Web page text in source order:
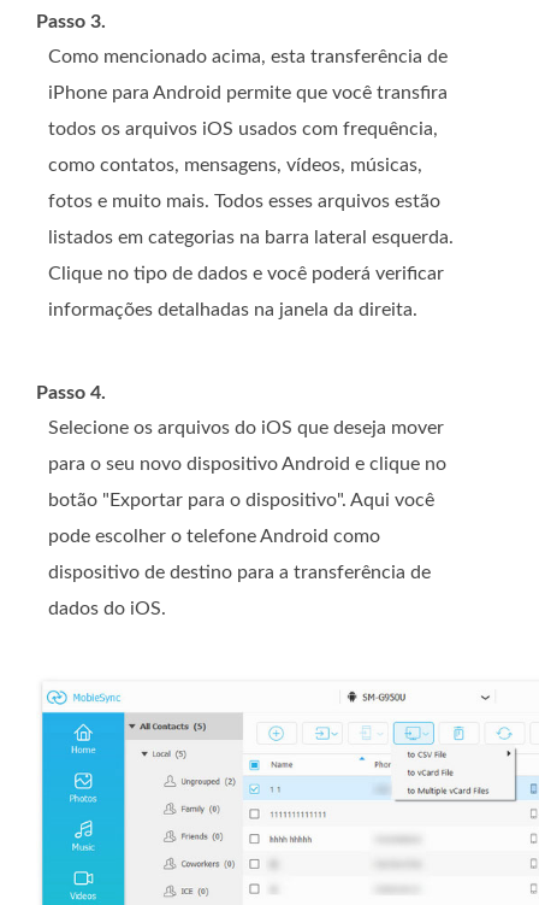
Passo 3.
Como mencionado acima, esta transferência de
iPhone para Android permite que você transfira
todos os arquivos iOS usados ​​com frequência,
como contatos, mensagens, vídeos, músicas,
fotos e muito mais. Todos esses arquivos estão
listados em categorias na barra lateral esquerda.
Clique no tipo de dados e você poderá verificar
informações detalhadas na janela da direita.
Passo 4.
Selecione os arquivos do iOS que deseja mover
para o seu novo dispositivo Android e clique no
botão "Exportar para o dispositivo". Aqui você
pode escolher o telefone Android como
dispositivo de destino para a transferência de
dados do iOS.